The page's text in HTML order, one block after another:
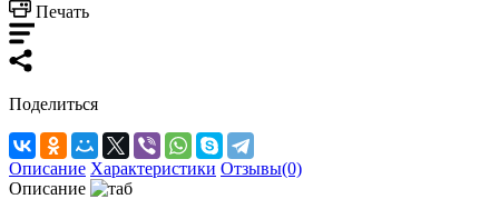
Печать
Поделиться
Описание Характеристики Отзывы(0)
Описание